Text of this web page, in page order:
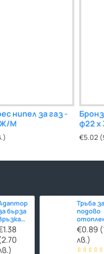
нипел за газ -
Ж/M
ф22 x
€5.02
бърза
1/2"
Тръба за
подово
Ф16
Line PE-
RT/
RT 480м
€0.89
лв.)